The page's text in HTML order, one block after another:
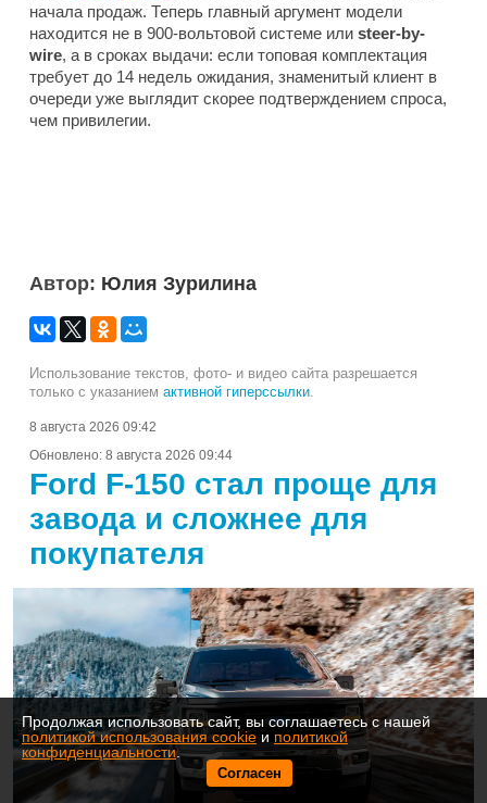
начала продаж. Теперь главный аргумент модели
находится не в 900-вольтовой системе или steer-by-
wire, а в сроках выдачи: если топовая комплектация
требует до 14 недель ожидания, знаменитый клиент в
очереди уже выглядит скорее подтверждением спроса,
чем привилегии.
Автор: Юлия Зурилина
Использование текстов, фото- и видео сайта разрешается
только с указанием активной гиперссылки
8 августа 2026 09:42
Обновлено: 8 августа 2026 09:44
Ford F-150 стал проще для
завода и сложнее для
покупателя
Продолжая использовать сайт, вы соглашаетесь с нашей
политикой использования cookie и политикой
конфиденциальности.
Согласен